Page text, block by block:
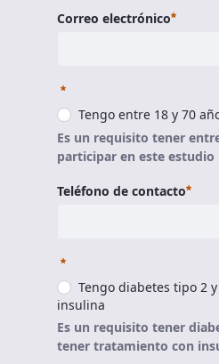
Correo electrónico
Requerido
Tengo entre 18 y 70
Es un requisito tener
participar en este estudio
Teléfono de contacto
Requerido
Tengo diabetes tipo 2
insulina
Es un requisito tener
tener tratamiento con